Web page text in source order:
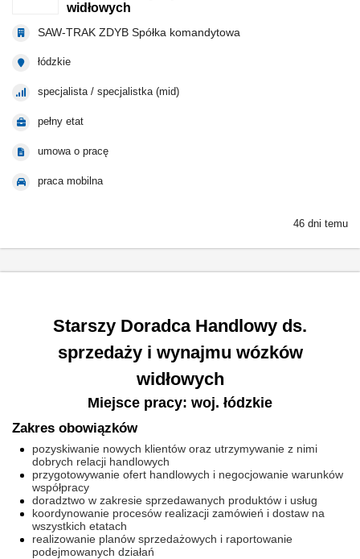
widłowych
SAW-TRAK ZDYB Spółka komandytowa
łódzkie
specjalista / specjalistka (mid)
pełny etat
umowa o pracę
praca mobilna
46 dni temu
Starszy Doradca Handlowy ds.
sprzedaży i wynajmu wózków
widłowych
Miejsce pracy: woj. łódzkie
Zakres obowiązków
pozyskiwanie nowych klientów oraz utrzymywanie z nimi
dobrych relacji handlowych
przygotowywanie ofert handlowych i negocjowanie warunków
współpracy
doradztwo w zakresie sprzedawanych produktów i usług
koordynowanie procesów realizacji zamówień i dostaw na
wszystkich etatach
realizowanie planów sprzedażowych i raportowanie
podejmowanych działań